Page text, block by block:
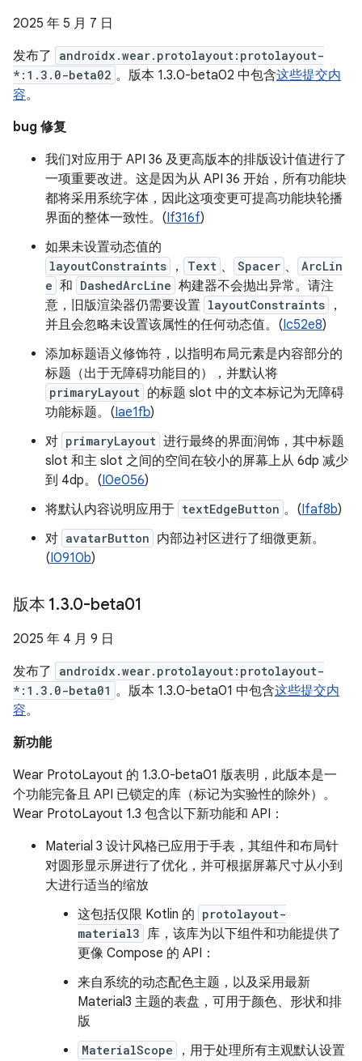
2025 年 5 月 7 日
发布了
androidx.wear.protolayout:protolayout-
*:1.3.0-beta02 。版本 1.3.0-beta02 中包含这些提交内
容。
bug 修复
我们对应用于 API 36 及更高版本的排版设计值进行了
一项重要改进。这是因为从 API 36 开始，所有功能块
都将采用系统字体，因此这项变更可提高功能块轮播
界面的整体一致性。(If316f)
如果未设置动态值的
layoutConstraints ， Text 、 Spacer 、
ArcLin
e 和 DashedArcLine 构建器不会抛出异常。请注
意，旧版渲染器仍需要设置 layoutConstraints
，
并且会忽略未设置该属性的任何动态值。(Ic52e8)
添加标题语义修饰符，以指明布局元素是内容部分的
标题（出于无障碍功能目的），并默认将
primaryLayout 的标题 slot 中的文本标记为无障碍
功能标题。(Iae1fb)
对 primaryLayout 进行最终的界面润饰，其中标题
slot 和主 slot 之间的空间在较小的屏幕上从 6dp 减少
到 4dp。(I0e056)
将默认内容说明应用于 textEdgeButton 。(Ifaf8b)
对 avatarButton 内部边衬区进行了细微更新。
(I0910b)
版本 1.3.0-beta01
2025 年 4 月 9 日
发布了
androidx.wear.protolayout:protolayout-
*:1.3.0-beta01 。版本 1.3.0-beta01 中包含这些提交内
容。
新功能
Wear ProtoLayout 的 1.3.0-beta01 版表明，此版本是一
个功能完备且 API 已锁定的库（标记为实验性的除外）。
Wear ProtoLayout 1.3 包含以下新功能和 API：
Material 3 设计风格已应用于手表，其组件和布局针
对圆形显示屏进行了优化，并可根据屏幕尺寸从小到
大进行适当的缩放
这包括仅限 Kotlin 的 protolayout-
material3 库，该库为以下组件和功能提供了
更像 Compose 的 API：
来自系统的动态配色主题，以及采用最新
Material3 主题的表盘，可用于颜色、形状和排
版
MaterialScope ，用于处理所有主观默认设置